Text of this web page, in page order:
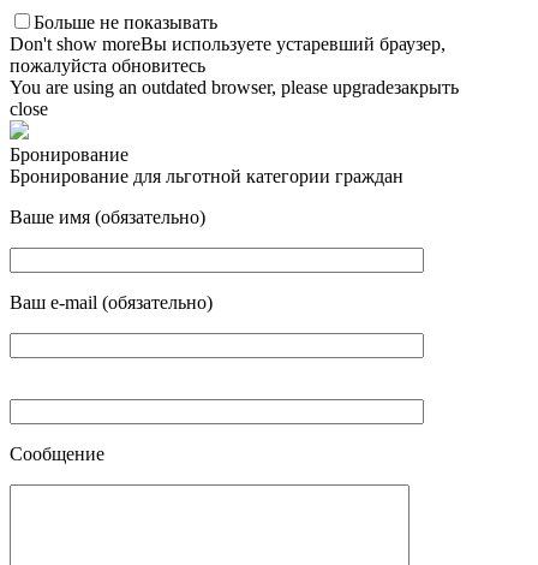
Больше не показывать
Don't show moreВы используете устаревший браузер,
пожалуйста обновитесь
You are using an outdated browser, please upgradeзакрыть
close
Бронирование
Бронирование для льготной категории граждан
Ваше имя (обязательно)
Ваш e-mail (обязательно)
Сообщение